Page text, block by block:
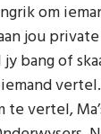
om
jou
jy bang of
vertel.
vertel,